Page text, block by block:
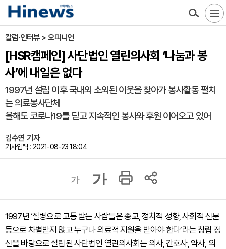
칼럼·인터뷰 > 오피니언
[HSR캠페인] 사단법인 열린의사회 ‘나눔과 봉
사’에 내일은 없다
1997년 설립 이후 국내외 소외된 이웃을 찾아가 봉사활동 펼치
는 의료봉사단체
올해도 코로나19를 딛고 지속적인 봉사와 후원 이어오고 있어
김수연 기자
기사입력 : 2021-08-23 18:04
가 가
1997년 ‘질병으로 고통 받는 사람들은 종교, 정치적 성향, 사회적 신분
등으로 차별받지 않고 누구나 의료적 지원을 받아야 한다’라는 창립 정
신을 바탕으로 설립된 사단법인 열린의사회는 의사, 간호사, 약사, 의